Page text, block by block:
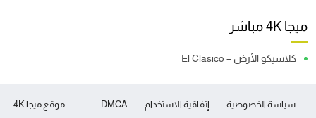
ميجا 4K مباشر
كلاسيكو الأرض – El Clasico
موقع ميجا 4K سياسة الخصوصية إتفاقية الاستخدام DMCA